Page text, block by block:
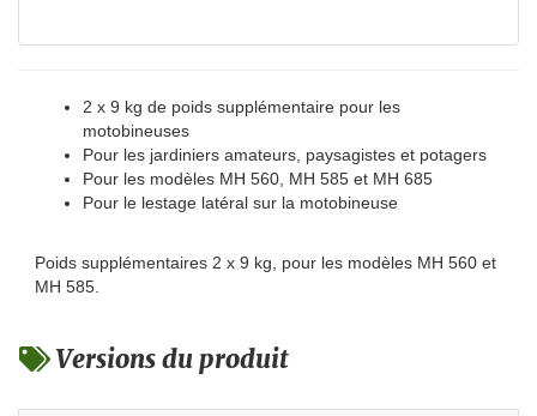
2 x 9 kg de poids supplémentaire pour les
motobineuses
Pour les jardiniers amateurs, paysagistes et potagers
Pour les modèles MH 560, MH 585 et MH 685
Pour le lestage latéral sur la motobineuse
Poids supplémentaires 2 x 9 kg, pour les modèles MH 560 et
MH 585.
Versions du produit